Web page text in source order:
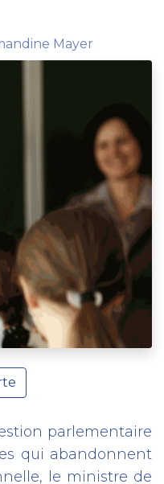
Mayer
parlementaire
qui abandonnent
le ministre de